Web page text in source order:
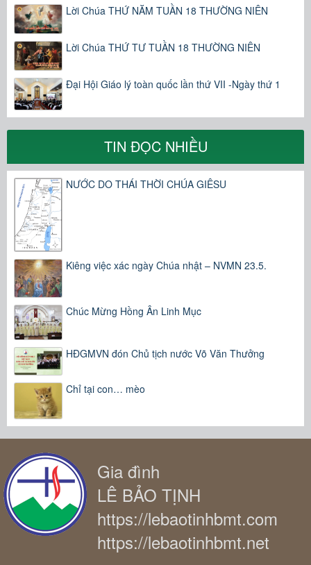
Lời Chúa THỨ NĂM TUẦN 18 THƯỜNG NIÊN
Lời Chúa THỨ TƯ TUẦN 18 THƯỜNG NIÊN
Đại Hội Giáo lý toàn quốc lần thứ VII -Ngày thứ 1
TIN ĐỌC NHIỀU
NƯỚC DO THÁI THỜI CHÚA GIÊSU
Kiêng việc xác ngày Chúa nhật – NVMN 23.5.
Chúc Mừng Hồng Ân Linh Mục
HĐGMVN đón Chủ tịch nước Võ Văn Thưởng
Chỉ tại con… mèo
Gia đình
LÊ BẢO TỊNH
https://lebaotinhbmt.com
https://lebaotinhbmt.net